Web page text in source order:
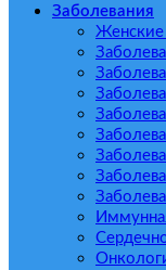
Заболевания
Женские